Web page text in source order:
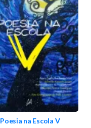
Poesia na Escola V